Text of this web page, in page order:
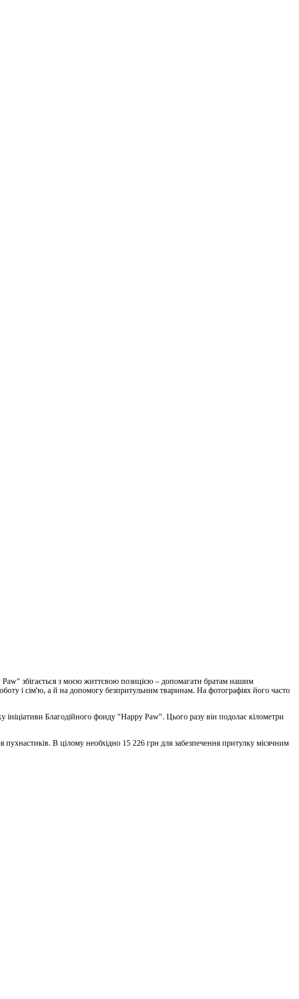
збігається з моєю життєвою позицією – допомагати братам нашим
і сім'ю, а й на допомогу безпритульним тваринам. На фотографіях його часто
ініціативи Благодійного фонду "Happy Paw". Цього разу він подолає кілометри
В цілому необхідно 15 226 грн для забезпечення притулку місячним